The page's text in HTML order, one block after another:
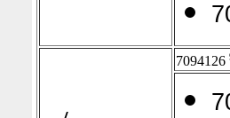
7094126